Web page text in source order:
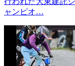
ャンピオ…